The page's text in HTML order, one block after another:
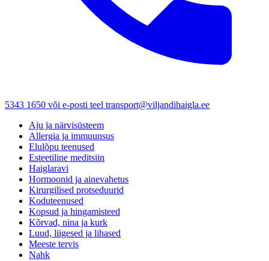
5343 1650 või e-posti teel transport@viljandihaigla.ee
Aju ja närvisüsteem
Allergia ja immuunsus
Elulõpu teenused
Esteetiline meditsiin
Haiglaravi
Hormoonid ja ainevahetus
Kirurgilised protseduurid
Koduteenused
Kopsud ja hingamisteed
Kõrvad, nina ja kurk
Luud, liigesed ja lihased
Meeste tervis
Nahk